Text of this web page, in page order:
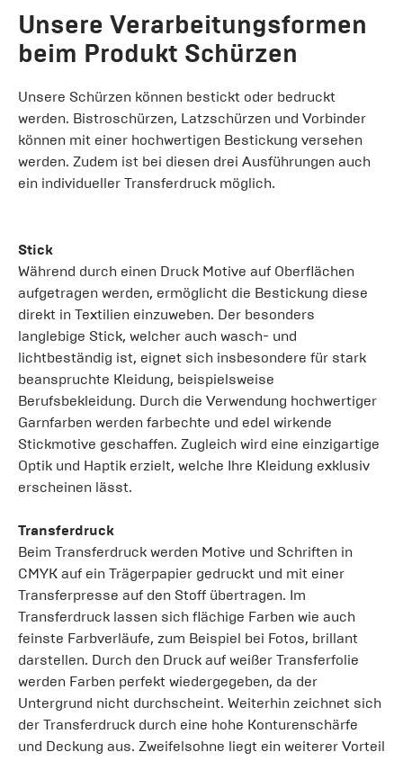
Unsere Verarbeitungsformen
beim Produkt Schürzen
Unsere Schürzen können bestickt oder bedruckt
werden. Bistroschürzen, Latzschürzen und Vorbinder
können mit einer hochwertigen Bestickung versehen
werden. Zudem ist bei diesen drei Ausführungen auch
ein individueller Transferdruck möglich.
Stick
Während durch einen Druck Motive auf Oberflächen
aufgetragen werden, ermöglicht die Bestickung diese
direkt in Textilien einzuweben. Der besonders
langlebige Stick, welcher auch wasch- und
lichtbeständig ist, eignet sich insbesondere für stark
beanspruchte Kleidung, beispielsweise
Berufsbekleidung. Durch die Verwendung hochwertiger
Garnfarben werden farbechte und edel wirkende
Stickmotive geschaffen. Zugleich wird eine einzigartige
Optik und Haptik erzielt, welche Ihre Kleidung exklusiv
erscheinen lässt.
Transferdruck
Beim Transferdruck werden Motive und Schriften in
CMYK auf ein Trägerpapier gedruckt und mit einer
Transferpresse auf den Stoff übertragen. Im
Transferdruck lassen sich flächige Farben wie auch
feinste Farbverläufe, zum Beispiel bei Fotos, brillant
darstellen. Durch den Druck auf weißer Transferfolie
werden Farben perfekt wiedergegeben, da der
Untergrund nicht durchscheint. Weiterhin zeichnet sich
der Transferdruck durch eine hohe Konturenschärfe
und Deckung aus. Zweifelsohne liegt ein weiterer Vorteil